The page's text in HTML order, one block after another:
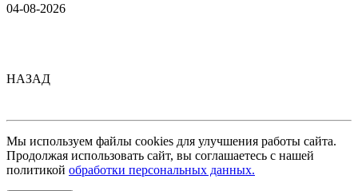
04-08-2026
НАЗАД
Мы используем файлы cookies для улучшения работы сайта.
Продолжая использовать сайт, вы соглашаетесь с нашей
политикой обработки персональных данных.